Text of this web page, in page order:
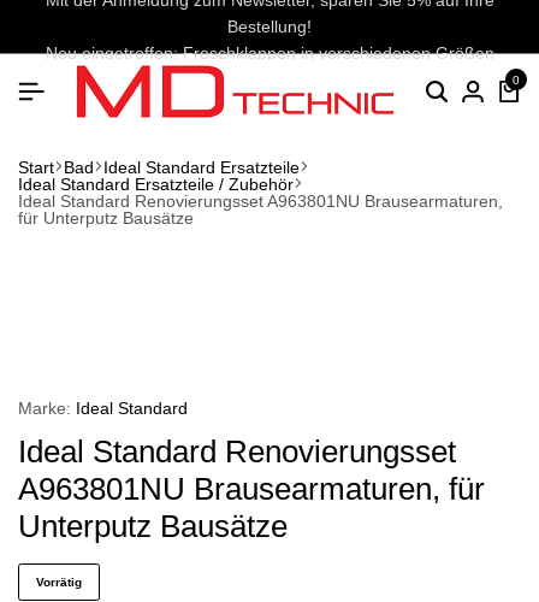
Bestellung!
Neu eingetroffen: Froschklappen in verschiedenen Größen
Suchen
0
Start Bad
Ideal Standard Ersatzteile
Ideal Standard Ersatzteile / Zubehör
Ideal Standard Renovierungsset A963801NU Brausearmaturen,
für Unterputz Bausätze
Marke: Ideal Standard
Ideal Standard Renovierungsset
A963801NU Brausearmaturen, für
Unterputz Bausätze
Vorrätig